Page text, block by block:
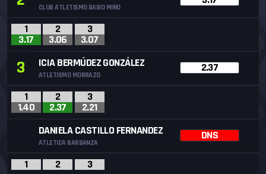
CLUB ATLETISMO BAIXO MIÑO
1
3.17
2
3.06
3
3.07
3 ICIA BERMÚDEZ GONZÁLEZ
ATLETISMO MORRAZO
2.37
1
1.40
2
2.37
3
2.21
DANIELA CASTILLO FERNANDEZ
ATLETICA BARBANZA
DNS
1 2
3